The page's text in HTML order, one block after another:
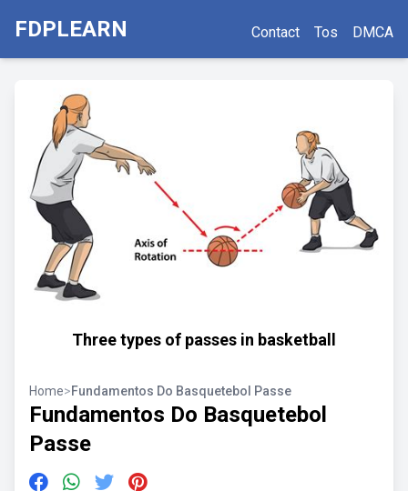
FDPLEARN Contact Tos DMCA
Three types of passes in basketball
Home>Fundamentos Do Basquetebol Passe
Fundamentos Do Basquetebol
Passe